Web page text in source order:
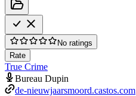
No ratings
Rate
True Crime
Bureau Dupin
de-nieuwjaarsmoord.castos.com